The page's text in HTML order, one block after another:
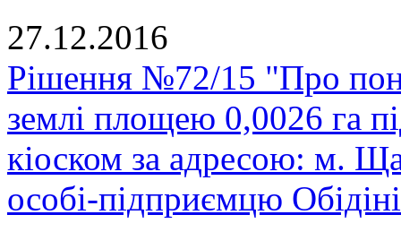
27.12.2016
Рішення №72/15 "Про
землі площею 0,0026 га
кіоском за адресою: м.
особі-підприємцю